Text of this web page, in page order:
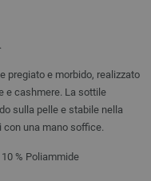
pregiato e morbido, realizzato
e cashmere. La sottile
sulla pelle e stabile nella
una mano soffice.
% Poliammide